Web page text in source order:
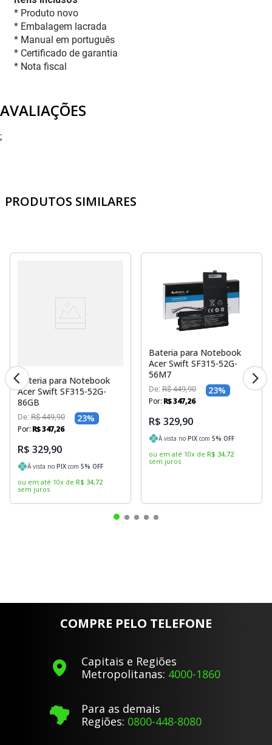
* Produto novo
* Embalagem lacrada
* Manual em português
* Certificado de garantia
* Nota fiscal
AVALIAÇÕES
;
PRODUTOS SIMILARES
Bateria para Notebook
Acer Swift SF315-52G-
86GB
De: R$ 449,90 23%
Por: R$347,26
R$ 329,90
À vista no PIX com 5% OFF
ou em até 10x de R$ 34,72
sem juros
Bateria para Notebook
Acer Swift SF315-52G-
56M7
De: R$ 449,90 23%
Por: R$347,26
R$ 329,90
À vista no PIX com 5% OFF
ou em até 10x de R$ 34,72
sem juros
COMPRE PELO TELEFONE
Capitais e Regiões
Metropolitanas: 4000-1860
Para as demais
Regiões: 0800-448-8080